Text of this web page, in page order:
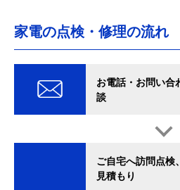
家電の点検・修理の流れ
お電話・お問い合
談
ご自宅へ訪問点検
見積もり